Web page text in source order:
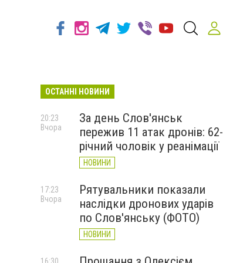
ОСТАННІ НОВИНИ
За день Слов'янськ
пережив 11 атак дронів: 62-
річний чоловік у реанімації
НОВИНИ
20:23
Вчора
Рятувальники показали
наслідки дронових ударів
по Слов'янську (ФОТО)
НОВИНИ
17:23
Вчора